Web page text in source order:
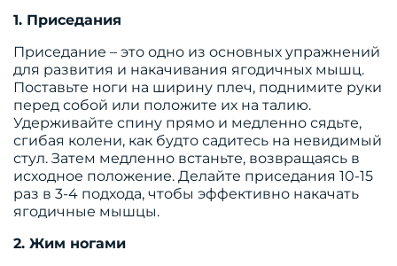
1. Приседания
Приседание – это одно из основных упражнений
для развития и накачивания ягодичных мышц.
Поставьте ноги на ширину плеч, поднимите руки
перед собой или положите их на талию.
Удерживайте спину прямо и медленно сядьте,
сгибая колени, как будто садитесь на невидимый
стул. Затем медленно встаньте, возвращаясь в
исходное положение. Делайте приседания 10-15
раз в 3-4 подхода, чтобы эффективно накачать
ягодичные мышцы.
2. Жим ногами